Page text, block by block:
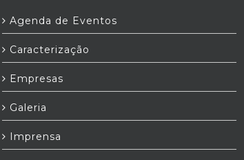
Agenda de Eventos
Caracterização
Empresas
Galeria
Imprensa